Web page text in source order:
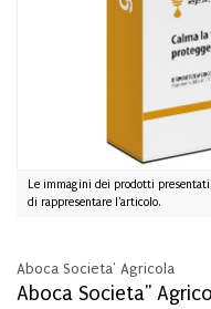
Le immagini dei prodotti
di rappresentare l'articolo.
Aboca Societa' Agricola
Aboca Societa''